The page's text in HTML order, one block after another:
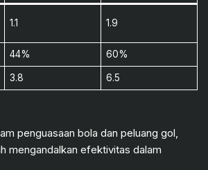
1.1 1.9
44% 60%
3.8 6.5
penguasaan bola dan peluang gol,
mengandalkan efektivitas dalam